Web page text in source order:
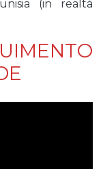
(in realtà